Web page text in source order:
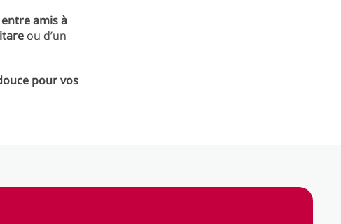
amisà
ou d’un
pour vos